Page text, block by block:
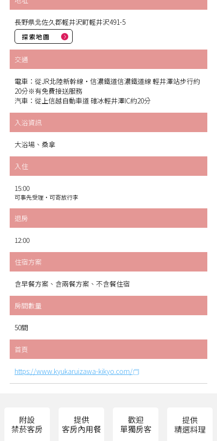
長野県北佐久郡軽井沢町軽井沢491-5
探索地圖
交通
電車：從JR北陸新幹線・信濃鐵道信濃鐵道線 輕井澤站步行約
20分※有免費接送服務
汽車：從上信越自動車道 碓冰輕井澤IC約20分
入浴資訊
大浴場、桑拿
入住
15:00
可事先受理・可寄放行李
退房
12:00
住宿方案
含早餐方案、含兩餐方案、不含餐住宿
房間數量
50間
首頁
https://www.kyukaruizawa-kikyo.com/